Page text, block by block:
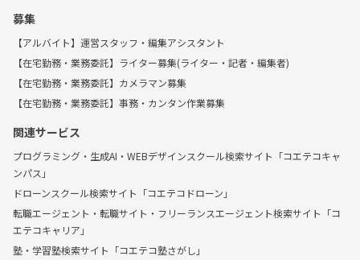
募集
【アルバイト】運営スタッフ・編集アシスタント
【在宅勤務・業務委託】ライター募集(ライター・記者・編集者)
【在宅勤務・業務委託】カメラマン募集
【在宅勤務・業務委託】事務・カンタン作業募集
関連サービス
プログラミング・生成AI・WEBデザインスクール検索サイト「コエテコキャ
ンパス」
ドローンスクール検索サイト「コエテコドローン」
転職エージェント・転職サイト・フリーランスエージェント検索サイト「コ
エテコキャリア」
塾・学習塾検索サイト「コエテコ塾さがし」